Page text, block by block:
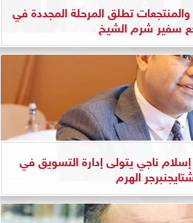
تطلق المرحلة المجددة في
سفير شرم الشيخ
ناجي يتولى إدارة التسويق في
الهرم